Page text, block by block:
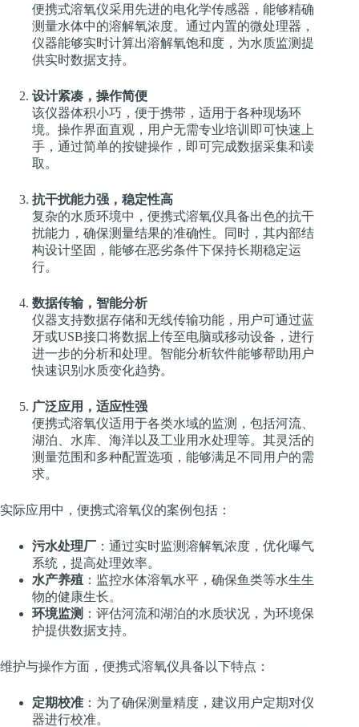
便携式溶氧仪采用先进的电化学传感器，能够精确
测量水体中的溶解氧浓度。通过内置的微处理器，
仪器能够实时计算出溶解氧饱和度，为水质监测提
供实时数据支持。
设计紧凑，操作简便
该仪器体积小巧，便于携带，适用于各种现场环
境。操作界面直观，用户无需专业培训即可快速上
手，通过简单的按键操作，即可完成数据采集和读
取。
抗干扰能力强，稳定性高
复杂的水质环境中，便携式溶氧仪具备出色的抗干
扰能力，确保测量结果的准确性。同时，其内部结
构设计坚固，能够在恶劣条件下保持长期稳定运
行。
数据传输，智能分析
仪器支持数据存储和无线传输功能，用户可通过蓝
牙或USB接口将数据上传至电脑或移动设备，进行
进一步的分析和处理。智能分析软件能够帮助用户
快速识别水质变化趋势。
广泛应用，适应性强
便携式溶氧仪适用于各类水域的监测，包括河流、
湖泊、水库、海洋以及工业用水处理等。其灵活的
测量范围和多种配置选项，能够满足不同用户的需
求。
实际应用中，便携式溶氧仪的案例包括：
污水处理厂 ：通过实时监测溶解氧浓度，优化曝气
系统，提高处理效率。
水产养殖 ：监控水体溶氧水平，确保鱼类等水生生
物的健康生长。
环境监测 ：评估河流和湖泊的水质状况，为环境保
护提供数据支持。
维护与操作方面，便携式溶氧仪具备以下特点：
定期校准 ：为了确保测量精度，建议用户定期对仪
器进行校准。